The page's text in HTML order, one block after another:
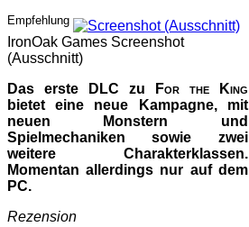
Empfehlung
IronOak Games Screenshot
(Ausschnitt)
Das erste DLC zu
For the King
bietet eine neue Kampagne, mit
neuen Monstern und
Spielmechaniken sowie zwei
weitere Charakterklassen.
Momentan allerdings nur auf dem
PC.
Rezension